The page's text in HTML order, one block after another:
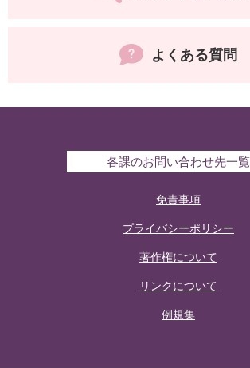
よくある質問
各課のお問い合わせ先一覧
免責事項
プライバシーポリシー
著作権について
リンクについて
例規集